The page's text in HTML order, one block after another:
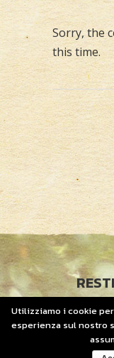
Sorry, the
this time.
© 2019
Utilizziamo i cookie
esperienza sul nostro